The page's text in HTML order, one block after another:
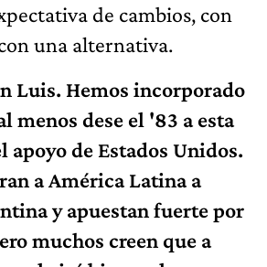
de cambios, con
una alternativa.
Luis. Hemos incorporado
menos dese el '83 a esta
apoyo de Estados Unidos.
a América Latina a
y apuestan fuerte por
muchos creen que a